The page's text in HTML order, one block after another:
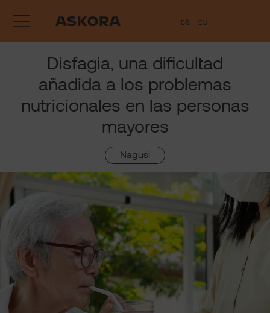
contenido
ES EU
Disfagia, una dificultad
añadida a los problemas
nutricionales en las personas
mayores
Nagusi